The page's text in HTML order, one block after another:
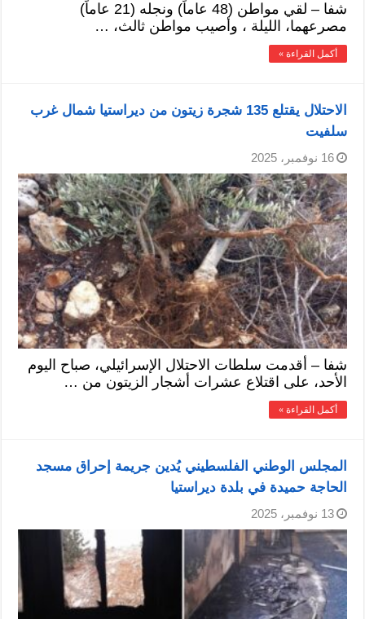
شفا – لقي مواطن (48 عاماً) ونجله (21 عاماً)
مصرعهما، الليلة ، وأصيب مواطن ثالث، …
أكمل القراءة »
الاحتلال يقتلع 135 شجرة زيتون من ديراستيا شمال غرب
سلفيت
16 نوفمبر، 2025
شفا – أقدمت سلطات الاحتلال الإسرائيلي، صباح اليوم
الأحد، على اقتلاع عشرات أشجار الزيتون من …
أكمل القراءة »
المجلس الوطني الفلسطيني يُدين جريمة إحراق مسجد
الحاجة حميدة في بلدة ديراستيا
13 نوفمبر، 2025